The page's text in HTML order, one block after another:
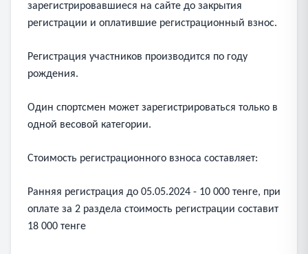
зарегистрировавшиеся на сайте до закрытия
регистрации и оплатившие регистрационный взнос.
Регистрация участников производится по году
рождения.
Один спортсмен может зарегистрироваться только в
одной весовой категории.
Стоимость регистрационного взноса составляет:
Ранняя регистрация до 05.05.2024 - 10 000 тенге, при
оплате за 2 раздела стоимость регистрации составит
18 000 тенге